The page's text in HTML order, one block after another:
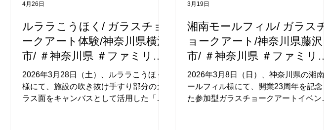
ルララこうほく/ ガラスチョ
ークアート体験/神奈川県横浜
市/ ＃神奈川県 ＃ファミリー
イベント #アートイベント
2026年3月28日（土）、ルララこうほく
様にて、施設の吹き抜け手すり部分のガ
ラス面をキャンバスとして活用した「ガ
4月26日
湘南モールフィル/ ガラスチ
ョークアート/神奈川県藤沢
市/ ＃神奈川県 ＃ファミリー
イベント #アートイベント
2026年3月8日（日）、神奈川県の湘南モ
ールフィル様にて、開業23周年を記念し
た参加型ガラスチョークアートイベント
3月19日